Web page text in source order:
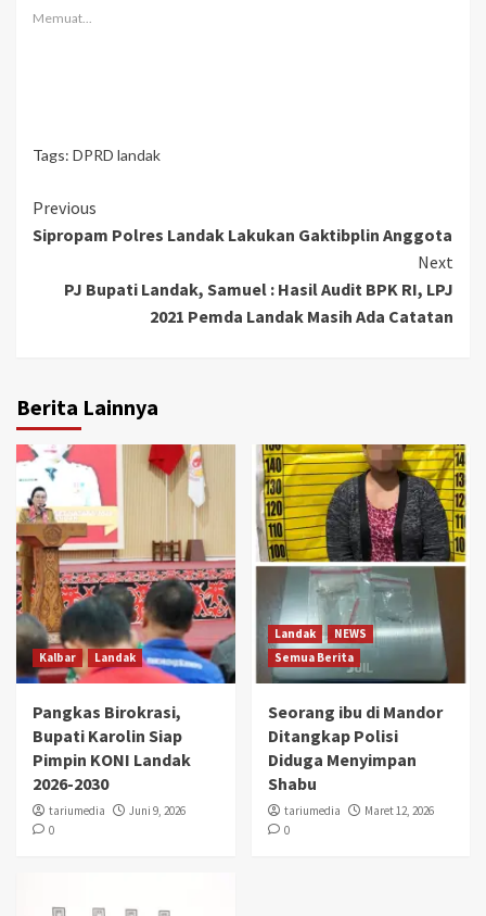
Memuat...
Tags: DPRD landak
Continue
Reading
Previous
Sipropam Polres Landak Lakukan Gaktibplin Anggota
Next
PJ Bupati Landak, Samuel : Hasil Audit BPK RI, LPJ
2021 Pemda Landak Masih Ada Catatan
Berita Lainnya
Kalbar Landak
Pangkas Birokrasi,
Bupati Karolin Siap
Pimpin KONI Landak
2026-2030
tariumedia
Juni 9, 2026
0
Landak
NEWS
Semua Berita
Seorang ibu di Mandor
Ditangkap Polisi
Diduga Menyimpan
Shabu
tariumedia
Maret 12, 2026
0